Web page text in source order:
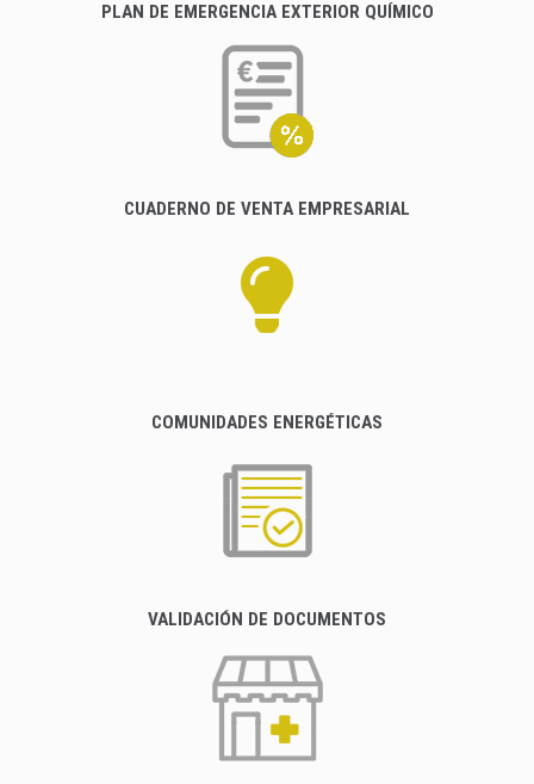
PLAN DE EMERGENCIA EXTERIOR QUÍMICO
CUADERNO DE VENTA EMPRESARIAL
COMUNIDADES ENERGÉTICAS
VALIDACIÓN DE DOCUMENTOS